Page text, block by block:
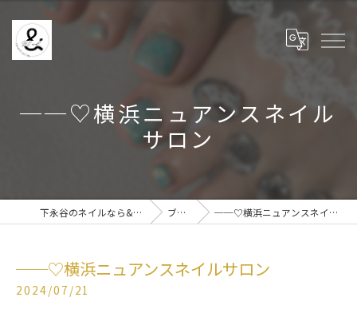
──♡横浜ニュアンスネイル
サロン
下永谷のネイルなら& BE nail ブログ ──♡横浜ニュアンスネイルサロン
──♡横浜ニュアンスネイルサロン
2024/07/21